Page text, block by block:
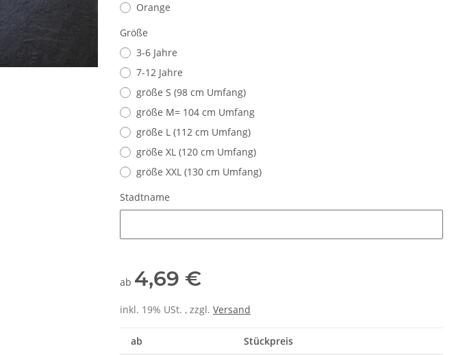
Orange
Größe
3-6 Jahre
7-12 Jahre
größe S (98 cm Umfang)
größe M= 104 cm Umfang
größe L (112 cm Umfang)
größe XL (120 cm Umfang)
größe XXL (130 cm Umfang)
Stadtname
ab 4,69 €
inkl. 19% USt. , zzgl. Versand
ab Stückpreis
10x T-Shirt Herren weiß,
Premium B&C Inspire #190
Druckposition CMYK